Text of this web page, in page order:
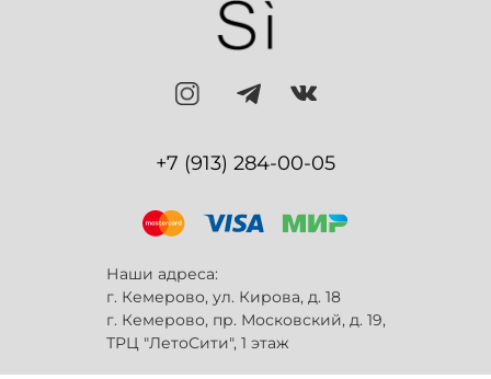
+7 (913) 284-00-05
Наши адреса:
г. Кемерово, ул. Кирова, д. 18
г. Кемерово, пр. Московский, д. 19,
ТРЦ "ЛетоСити", 1 этаж